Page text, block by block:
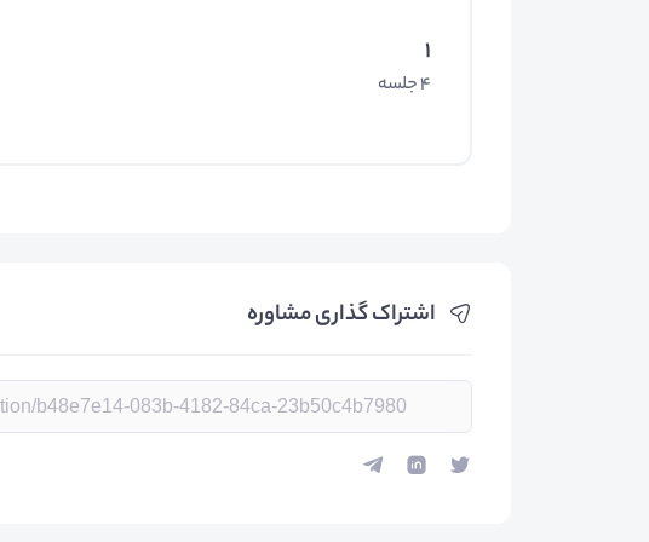
1
4 جلسه
اشتراک گذاری مشاوره